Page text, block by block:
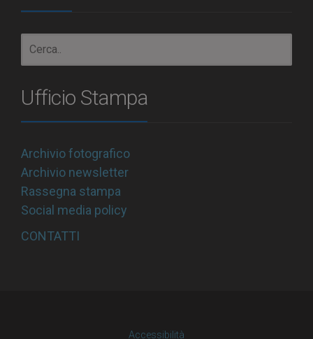
Ufficio Stampa
Archivio fotografico
Archivio newsletter
Rassegna stampa
Social media policy
CONTATTI
Accessibilità